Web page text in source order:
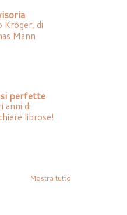
Kröger, di
Mann
perfette
anni di
librose!
Mostra tutto